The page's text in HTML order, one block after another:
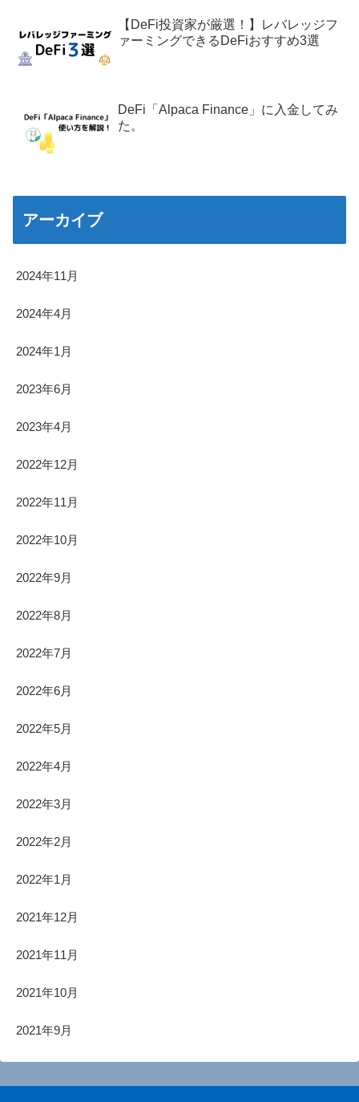
【DeFi投資家が厳選！】レバレッジフ
ァーミングできるDeFiおすすめ3選
DeFi「Alpaca Finance」に入金してみ
た。
アーカイブ
2024年11月
2024年4月
2024年1月
2023年6月
2023年4月
2022年12月
2022年11月
2022年10月
2022年9月
2022年8月
2022年7月
2022年6月
2022年5月
2022年4月
2022年3月
2022年2月
2022年1月
2021年12月
2021年11月
2021年10月
2021年9月